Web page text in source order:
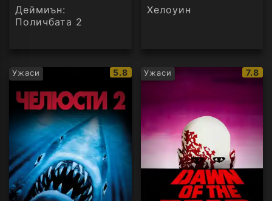
Деймиън:
Поличбата 2
Хелоуин
Ужаси
IMDb
рейтинг:
5.8 Ужаси
IMDb
7.8